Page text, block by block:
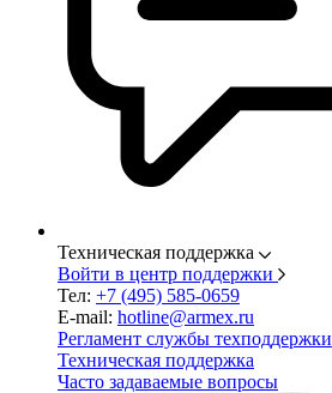
Техническая поддержка
Войти в центр поддержки
Тел: +7 (495) 585-0659
E-mail: hotline@armex.ru
Регламент службы техподдержки
Техническая поддержка
Часто задаваемые вопросы